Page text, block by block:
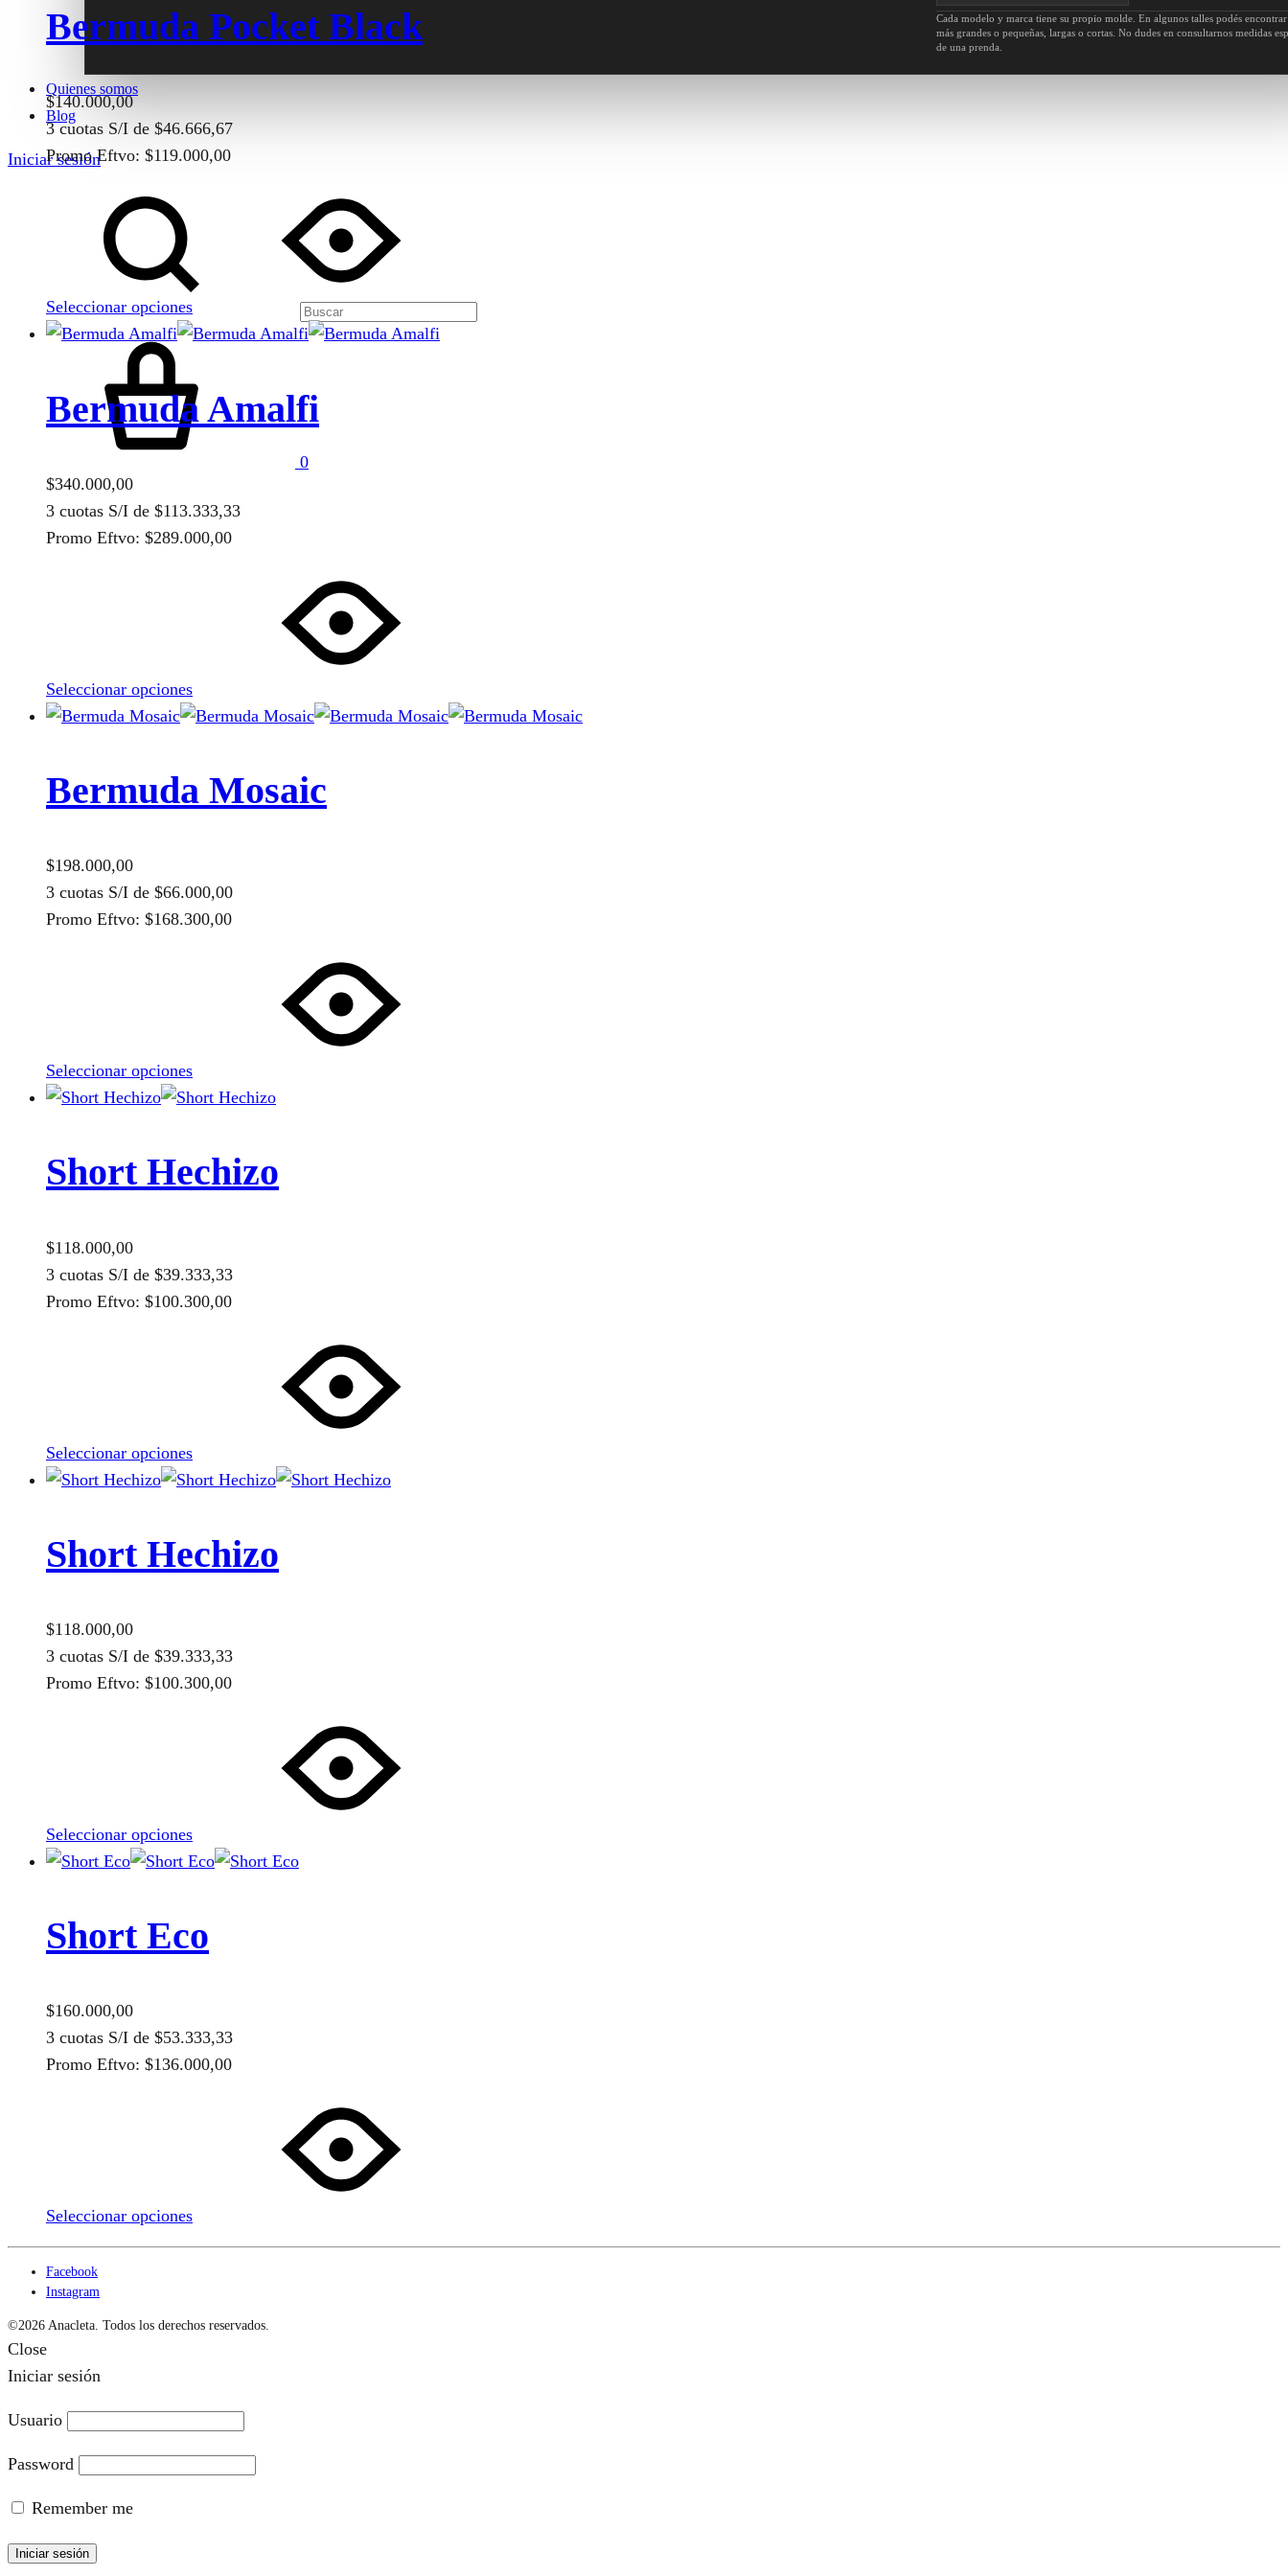
Cada modelo y marca tiene su propio molde. En algunos talles podés
más grandes o pequeñas, largas o cortas. No dudes en consultarnos medidas
de una prenda.
Quienes somos
Blog
Iniciar sesión
Cart
0
Bermuda Pocket Black
$140.000,00
3 cuotas S/I de $46.666,67
Promo Eftvo: $119.000,00
Seleccionar opciones
variantes.
opciones
pueden
elegir
página
de
Bermuda Amalfi
$340.000,00
3 cuotas S/I de $113.333,33
Promo Eftvo: $289.000,00
Seleccionar opciones
opciones
pueden
elegir
página
de
Bermuda Mosaic
$198.000,00
3 cuotas S/I de $66.000,00
Promo Eftvo: $168.300,00
Seleccionar opciones
opciones
pueden
elegir
página
de
Short Hechizo
$118.000,00
3 cuotas S/I de $39.333,33
Promo Eftvo: $100.300,00
Seleccionar opciones
opciones
pueden
elegir
página
de
Short Hechizo
$118.000,00
3 cuotas S/I de $39.333,33
Promo Eftvo: $100.300,00
Seleccionar opciones
opciones
elegir
página
de
Short Eco
$160.000,00
3 cuotas S/I de $53.333,33
Promo Eftvo: $136.000,00
Seleccionar opciones
opciones
elegir
página
Facebook
Instagram
©2026 Anacleta. Todos los derechos reservados.
Close
Iniciar sesión
Usuario
Password
Remember me
Iniciar sesión